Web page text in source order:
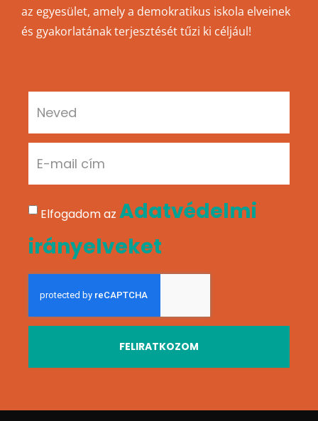
az egyesület, amely a demokratikus iskola elveinek
és gyakorlatának terjesztését tűzi ki céljául!
Elfogadom az Adatvédelmi
irányelveket
FELIRATKOZOM